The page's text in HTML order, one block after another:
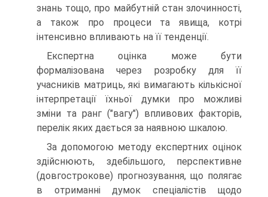
знань тощо, про майбутній стан злочинності,
а також про процеси та явища, котрі
інтенсивно впливають на її тенденції.
Експертна оцінка може бути
формалізована через розробку для її
учасників матриць, які вимагають кількісної
інтерпретації їхньої думки про можливі
зміни та ранг ("вагу") впливових факторів,
перелік яких дається за наявною шкалою.
За допомогою методу експертних оцінок
здійснюють, здебільшого, перспективне
(довгострокове) прогнозування, що полягає
в отриманні думок спеціалістів щодо